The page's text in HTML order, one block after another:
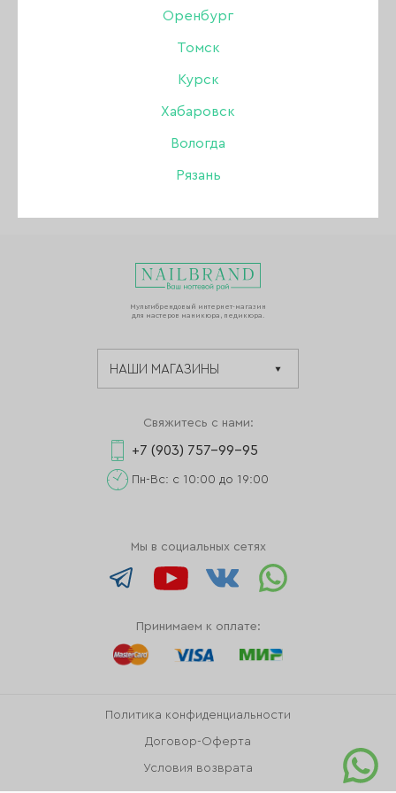
Оренбург
Томск
Курск
Хабаровск
Вологда
Рязань
ВЕРНУТЬСЯ К СПИСКУ НОВОСТЕЙ
Мультибрендовый интернет-магазин
для мастеров маникюра, педикюра.
Свяжитесь с нами:
+7 (903) 757-99-95
Пн-Вс: с 10:00 до 19:00
Мы в социальных сетях
Принимаем к оплате:
Политика конфиденциальности
Договор-Оферта
Условия возврата